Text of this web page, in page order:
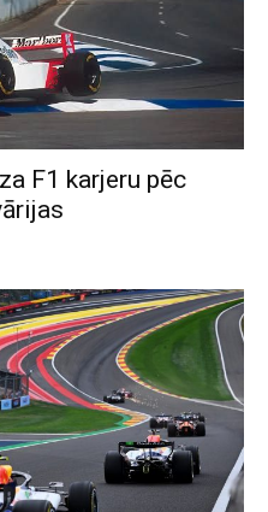
F1 karjeru pēc